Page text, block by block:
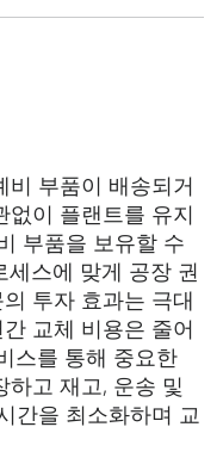
비 부품이 배송되거
없이 플랜트를 유지
부품을 보유할 수
스에 맞게 공장 권
투자 효과는 극대
교체 비용은 줄어
스를 통해 중요한
하고 재고, 운송 및
간을 최소화하며 교